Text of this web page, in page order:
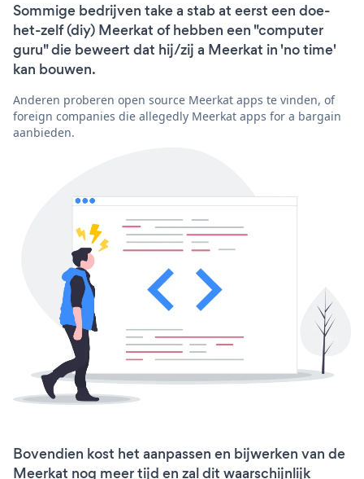
Sommige bedrijven take a stab at eerst een doe-
het-zelf (diy) Meerkat of hebben een "computer
guru" die beweert dat hij/zij a Meerkat in 'no time'
kan bouwen.
Anderen proberen open source Meerkat apps te vinden, of
foreign companies die allegedly Meerkat apps for a bargain
aanbieden.
Bovendien kost het aanpassen en bijwerken van de
Meerkat nog meer tijd en zal dit waarschijnlijk